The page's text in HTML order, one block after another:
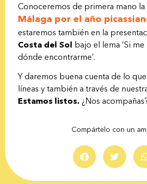
Conoceremos de primera mano la
Málaga por el año
estaremos también en la
Costa del Sol bajo el lema ‘Si
dónde encontrarme’.
Y daremos buena cuenta de lo
líneas y también a través de
Estamos listos. ¿Nos
Compártelo con un